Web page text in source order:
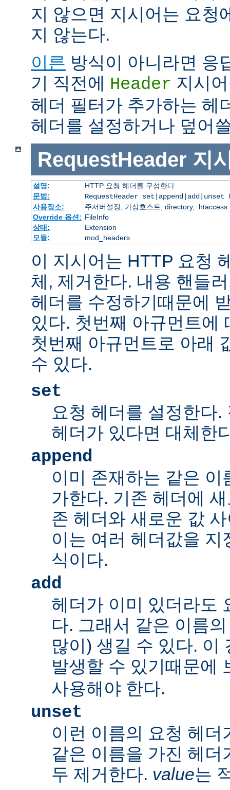
지 않으면 지시어는 요청
지 않는다.
이른 방식이 아니라면 응
기 직전에 Header 지시
헤더 필터가 추가하는 헤
헤더를 설정하거나 덮어
RequestHeader 지
설명:
HTTP 요청 헤더를 구성한다
문법:
RequestHeader set|append|add|unset
사용장소:
주서버설정, 가상호스트, directory, .htaccess
Override 옵션: FileInfo
상태:
Extension
모듈:
mod_headers
이 지시어는 HTTP 요청
체, 제거한다. 내용 핸들
헤더를 수정하기때문에
있다. 첫번째 아규먼트에
첫번째 아규먼트로 아래
수 있다.
set
요청 헤더를 설정한다
헤더가 있다면 대체한
append
이미 존재하는 같은
가한다. 기존 헤더에
존 헤더와 새로운 값
이는 여러 헤더값을
식이다.
add
헤더가 이미 있더라도
다. 그래서 같은 이름
많이) 생길 수 있다. 이
발생할 수 있기때문에
사용해야 한다.
unset
이런 이름의 요청 헤
같은 이름을 가진 헤
두 제거한다. value는